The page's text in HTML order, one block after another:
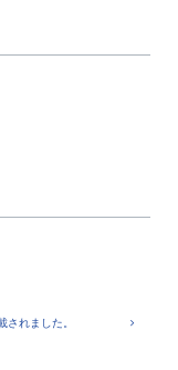
れました。